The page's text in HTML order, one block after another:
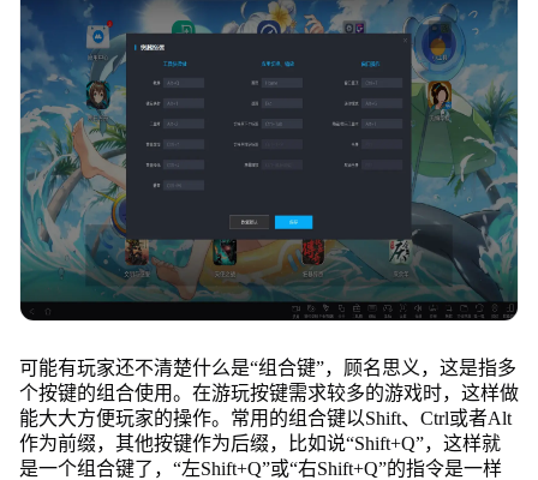
可能有玩家还不清楚什么是“组合键”，顾名思义，这是指多
个按键的组合使用。在游玩按键需求较多的游戏时，这样做
能大大方便玩家的操作。常用的组合键以Shift、Ctrl或者Alt
作为前缀，其他按键作为后缀，比如说“Shift+Q”，这样就
是一个组合键了，“左Shift+Q”或“右Shift+Q”的指令是一样